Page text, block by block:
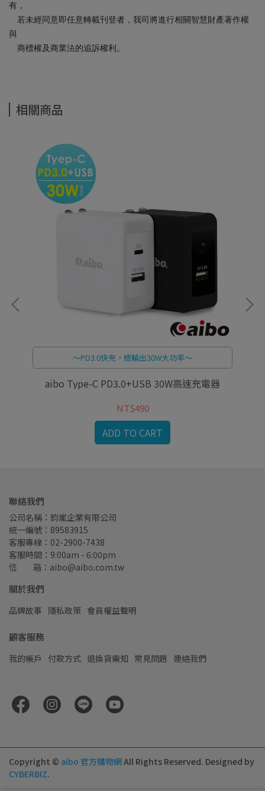
有，
若未經同意即任意轉載刊登者，我司將進行相關智慧財產著作權
與
商標權及商業法的追訴權利。
相關商品
～PD3.0快充，總輸出30W大功率～
aibo Type-C PD3.0+USB 30W高速充電器
NT$490
ADD TO CART
聯絡我們
公司名稱：鈞嵐企業有限公司
統一編號：89583915
客服專線：02-2900-7438
客服時間：9:00am - 6:00pm
信         箱：aibo@aibo.com.tw
關於我們
品牌故事 隱私政策 會員權益聲明
顧客服務
我的帳戶 付款方式 退換貨需知 常見問題 連絡我們
Copyright © aibo 官方購物網All Rights Reserved. Designed by
CYBERBIZ.